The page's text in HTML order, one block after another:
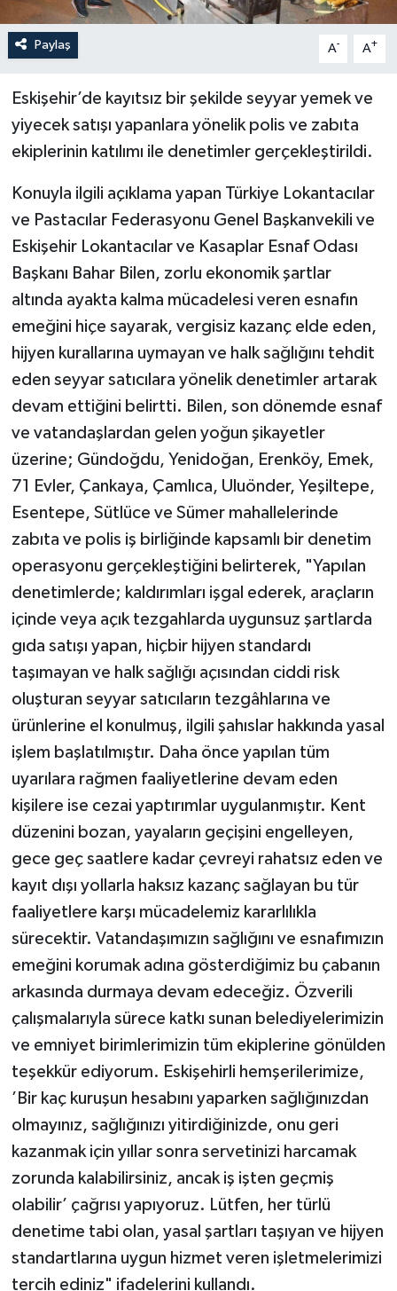
Paylaş A- A+
Eskişehir’de kayıtsız bir şekilde seyyar yemek ve
yiyecek satışı yapanlara yönelik polis ve zabıta
ekiplerinin katılımı ile denetimler gerçekleştirildi.
Konuyla ilgili açıklama yapan Türkiye Lokantacılar
ve Pastacılar Federasyonu Genel Başkanvekili ve
Eskişehir Lokantacılar ve Kasaplar Esnaf Odası
Başkanı Bahar Bilen, zorlu ekonomik şartlar
altında ayakta kalma mücadelesi veren esnafın
emeğini hiçe sayarak, vergisiz kazanç elde eden,
hijyen kurallarına uymayan ve halk sağlığını tehdit
eden seyyar satıcılara yönelik denetimler artarak
devam ettiğini belirtti. Bilen, son dönemde esnaf
ve vatandaşlardan gelen yoğun şikayetler
üzerine; Gündoğdu, Yenidoğan, Erenköy, Emek,
71 Evler, Çankaya, Çamlıca, Uluönder, Yeşiltepe,
Esentepe, Sütlüce ve Sümer mahallelerinde
zabıta ve polis iş birliğinde kapsamlı bir denetim
operasyonu gerçekleştiğini belirterek, "Yapılan
denetimlerde; kaldırımları işgal ederek, araçların
içinde veya açık tezgahlarda uygunsuz şartlarda
gıda satışı yapan, hiçbir hijyen standardı
taşımayan ve halk sağlığı açısından ciddi risk
oluşturan seyyar satıcıların tezgâhlarına ve
ürünlerine el konulmuş, ilgili şahıslar hakkında yasal
işlem başlatılmıştır. Daha önce yapılan tüm
uyarılara rağmen faaliyetlerine devam eden
kişilere ise cezai yaptırımlar uygulanmıştır. Kent
düzenini bozan, yayaların geçişini engelleyen,
gece geç saatlere kadar çevreyi rahatsız eden ve
kayıt dışı yollarla haksız kazanç sağlayan bu tür
faaliyetlere karşı mücadelemiz kararlılıkla
sürecektir. Vatandaşımızın sağlığını ve esnafımızın
emeğini korumak adına gösterdiğimiz bu çabanın
arkasında durmaya devam edeceğiz. Özverili
çalışmalarıyla sürece katkı sunan belediyelerimizin
ve emniyet birimlerimizin tüm ekiplerine gönülden
teşekkür ediyorum. Eskişehirli hemşerilerimize,
’Bir kaç kuruşun hesabını yaparken sağlığınızdan
olmayınız, sağlığınızı yitirdiğinizde, onu geri
kazanmak için yıllar sonra servetinizi harcamak
zorunda kalabilirsiniz, ancak iş işten geçmiş
olabilir’ çağrısı yapıyoruz. Lütfen, her türlü
denetime tabi olan, yasal şartları taşıyan ve hijyen
standartlarına uygun hizmet veren işletmelerimizi
tercih ediniz" ifadelerini kullandı.